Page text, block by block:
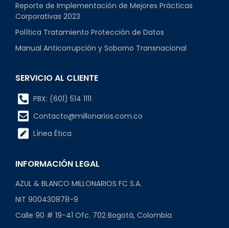
Reporte de Implementación de Mejores Prácticas
Corporativas 2023
Política Tratamiento Protección de Datos
Manual Anticorrupción y Soborno Transnacional
SERVICIO AL CLIENTE
PBX: (601) 514 1111
Contacto@millonarios.com.co
Línea Ética
INFORMACIÓN LEGAL
AZUL & BLANCO MILLONARIOS FC S.A.
NIT 900430878-9
Calle 90 # 19-41 Ofc. 702 Bogotá, Colombia